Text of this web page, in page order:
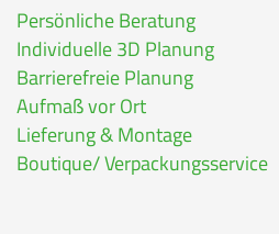
Persönliche Beratung
Individuelle 3D Planung
Barrierefreie Planung
Aufmaß vor Ort
Lieferung & Montage
Boutique/ Verpackungsservice